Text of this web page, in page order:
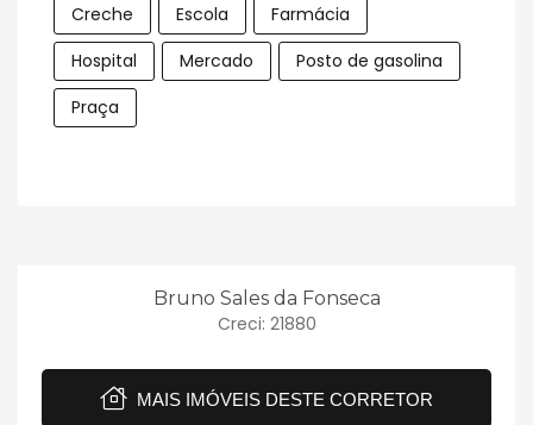
Creche Escola
Farmácia
Hospital
Mercado
Posto de gasolina
Praça
Bruno Sales da Fonseca
Creci: 21880
MAIS IMÓVEIS DESTE CORRETOR